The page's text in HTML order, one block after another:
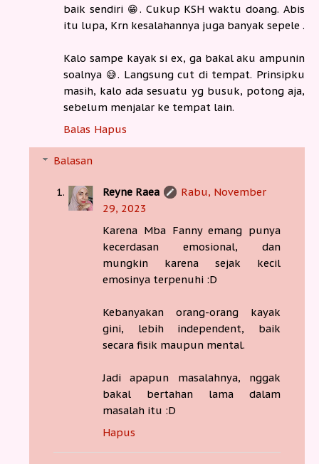
baik sendiri 😁. Cukup KSH waktu doang. Abis
itu lupa, Krn kesalahannya juga banyak sepele .
Kalo sampe kayak si ex, ga bakal aku ampunin
soalnya 😅. Langsung cut di tempat. Prinsipku
masih, kalo ada sesuatu yg busuk, potong aja,
sebelum menjalar ke tempat lain.
Balas Hapus
Balasan
Reyne Raea
Rabu, November
29, 2023
Karena Mba Fanny emang punya
kecerdasan emosional, dan
mungkin karena sejak kecil
emosinya terpenuhi :D
Kebanyakan orang-orang kayak
gini, lebih independent, baik
secara fisik maupun mental.
Jadi apapun masalahnya, nggak
bakal bertahan lama dalam
masalah itu :D
Hapus